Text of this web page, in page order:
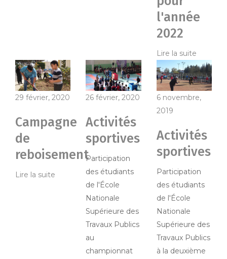
l'année
2022
Lire la suite
29 février, 2020
Campagne
de
reboisement
Lire la suite
26 février, 2020
Activités
sportives
Participation
des étudiants
de l'École
Nationale
Supérieure des
Travaux Publics
au
championnat
6 novembre,
2019
Activités
sportives
Participation
des étudiants
de l'École
Nationale
Supérieure des
Travaux Publics
à la deuxième